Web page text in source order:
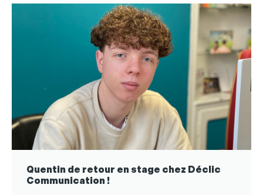
Quentin de retour en stage chez Déclic
Communication !